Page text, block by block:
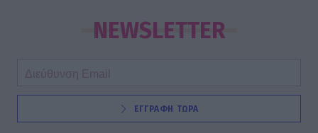
NEWSLETTER
ΕΓΓΡΑΦΗ ΤΩΡΑ